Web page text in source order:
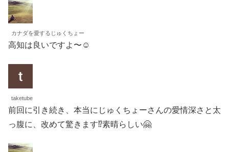
カナダを愛するじゅくちょー
高知は良いですよ〜☺️
taketube
前回に引き続き、本当にじゅくちょーさんの愛情深さと太
っ腹に、改めて驚きます⁉️素晴らしい🤗